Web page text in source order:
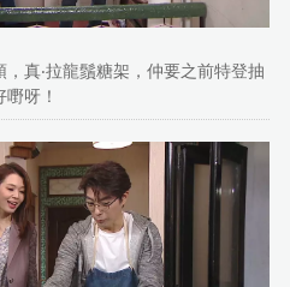
真‧拉龍鬚糖架，仲要之前特登抽
呀！